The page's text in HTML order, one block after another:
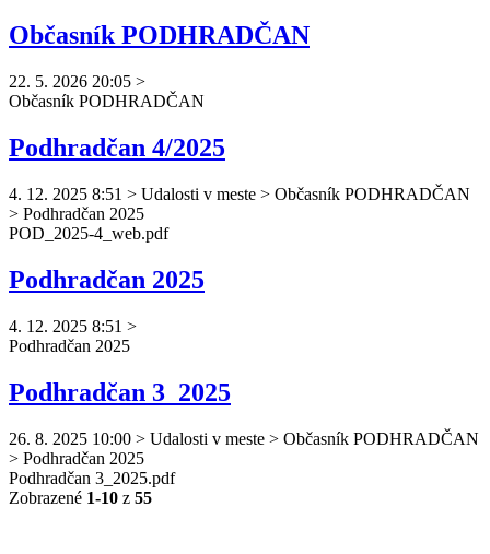
Občasník PODHRADČAN
22. 5. 2026 20:05 >
Občasník PODHRADČAN
Podhradčan 4/2025
4. 12. 2025 8:51 > Udalosti v meste > Občasník PODHRADČAN
> Podhradčan 2025
POD_2025-4_web.pdf
Podhradčan 2025
4. 12. 2025 8:51 >
Podhradčan 2025
Podhradčan 3_2025
26. 8. 2025 10:00 > Udalosti v meste > Občasník PODHRADČAN
> Podhradčan 2025
Podhradčan 3_2025.pdf
Zobrazené 1-10 z 55